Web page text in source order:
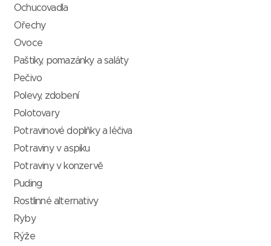
Ochucovadla
Ořechy
Ovoce
Paštiky, pomazánky a saláty
Pečivo
Polevy, zdobení
Polotovary
Potravinové doplňky a léčiva
Potraviny v aspiku
Potraviny v konzervě
Puding
Rostlinné alternativy
Ryby
Rýže